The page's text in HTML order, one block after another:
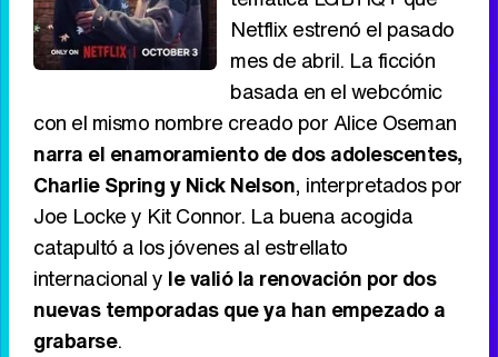
Netflix estrenó el pasado
mes de abril. La ficción
basada en el webcómic
con el mismo nombre creado por Alice Oseman
narra el enamoramiento de dos adolescentes,
Charlie Spring y Nick Nelson, interpretados por
Joe Locke y Kit Connor. La buena acogida
catapultó a los jóvenes al estrellato
internacional y le valió la renovación por dos
nuevas temporadas que ya han empezado a
grabarse.